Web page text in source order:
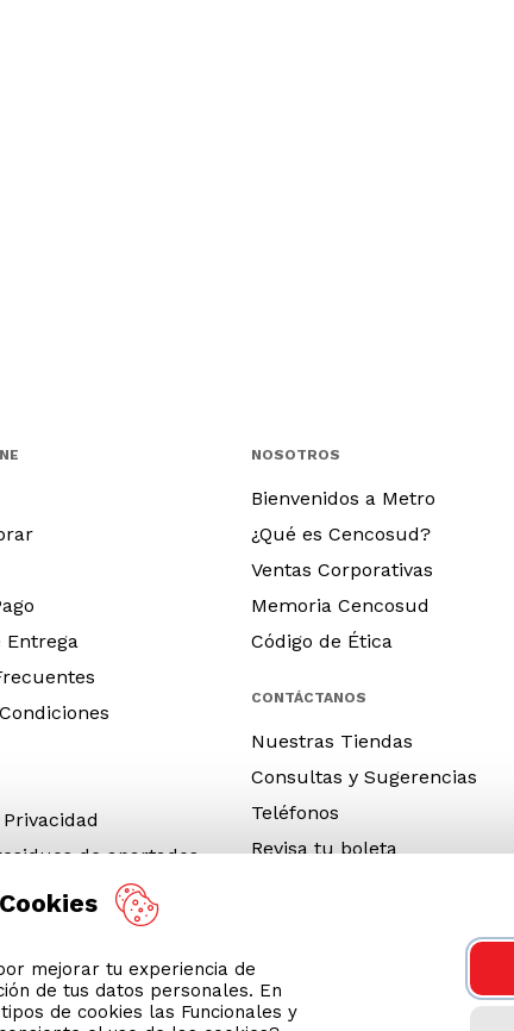
Entrega
de apartados
Fuera de Uso
2026
NOSOTROS
Bienvenidos a Metro
¿Qué es Cencosud?
Ventas Corporativas
Memoria Cencosud
Código de Ética
CONTÁCTANOS
Nuestras Tiendas
Consultas y Sugerencias
Teléfonos
Revisa tu boleta
mejorar tu experiencia de
de tus datos personales. En
de cookies las Funcionales y